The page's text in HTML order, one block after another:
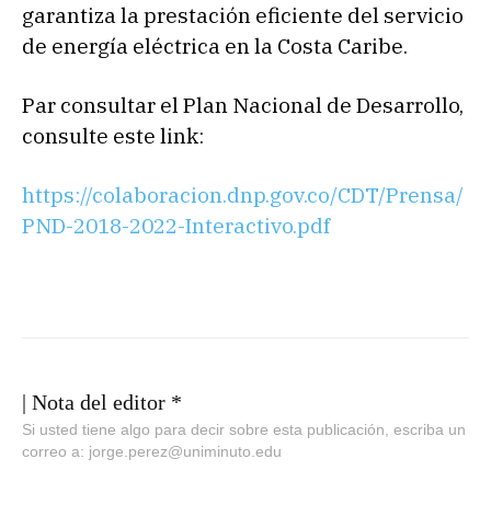
garantiza la prestación eficiente del servicio
de energía eléctrica en la Costa Caribe.
Par consultar el Plan Nacional de Desarrollo,
consulte este link:
https://colaboracion.dnp.gov.co/CDT/Prensa/
PND-2018-2022-Interactivo.pdf
| Nota del editor *
Si usted tiene algo para decir sobre esta publicación, escriba un
correo a: jorge.perez@uniminuto.edu